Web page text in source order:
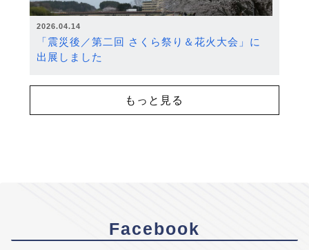
2026.04.14
「震災後／第二回 さくら祭り＆花火大会」に
出展しました
もっと見る
Facebook